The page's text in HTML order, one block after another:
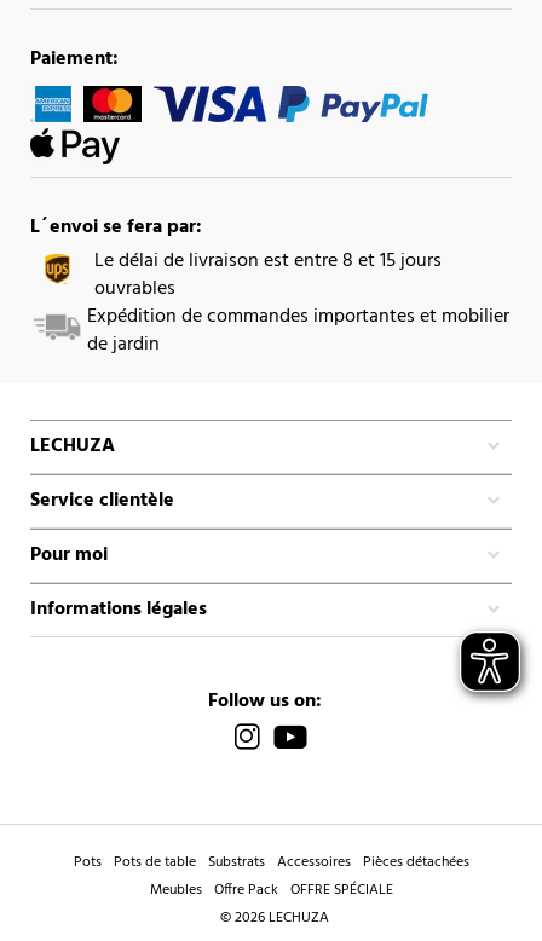
Paiement:
L´envoi se fera par:
Le délai de livraison est entre 8 et 15 jours
ouvrables
Expédition de commandes importantes et mobilier
de jardin
LECHUZA
Service clientèle
Pour moi
Informations légales
Follow us on:
Pots Pots de table Substrats Accessoires Pièces détachées
Meubles Offre Pack OFFRE SPÉCIALE
© 2026 LECHUZA